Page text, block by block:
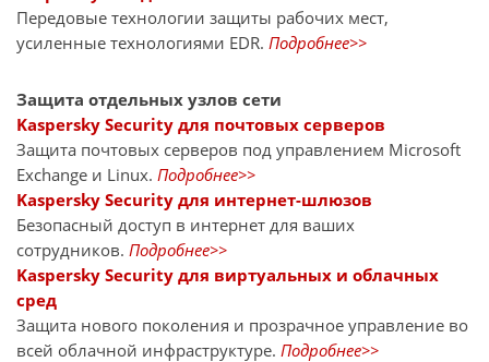
Передовые технологии защиты рабочих мест,
усиленные технологиями EDR. Подробнее>>
Защита отдельных узлов сети
Kaspersky Security для почтовых серверов
Защита почтовых серверов под управлением Microsoft
Exchange и Linux. Подробнее>>
Kaspersky Security для интернет-шлюзов
Безопасный доступ в интернет для ваших
сотрудников. Подробнее>>
Kaspersky Security для виртуальных и облачных
сред
Защита нового поколения и прозрачное управление во
всей облачной инфраструктуре. Подробнее>>